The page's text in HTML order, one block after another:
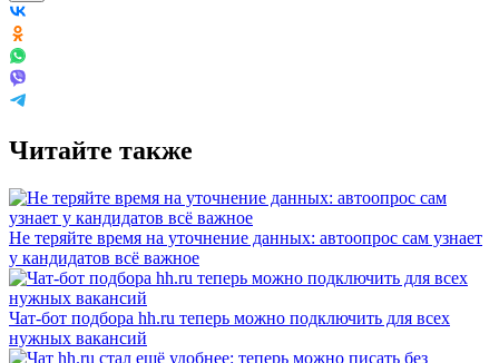
Читайте также
Не теряйте время на уточнение данных: автоопрос сам узнает
у кандидатов всё важное
Чат-бот подбора hh.ru теперь можно подключить для всех
нужных вакансий